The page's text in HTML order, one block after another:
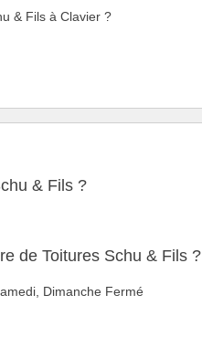
& Fils à Clavier ?
& Fils ?
de Toitures Schu & Fils ?
Dimanche Fermé